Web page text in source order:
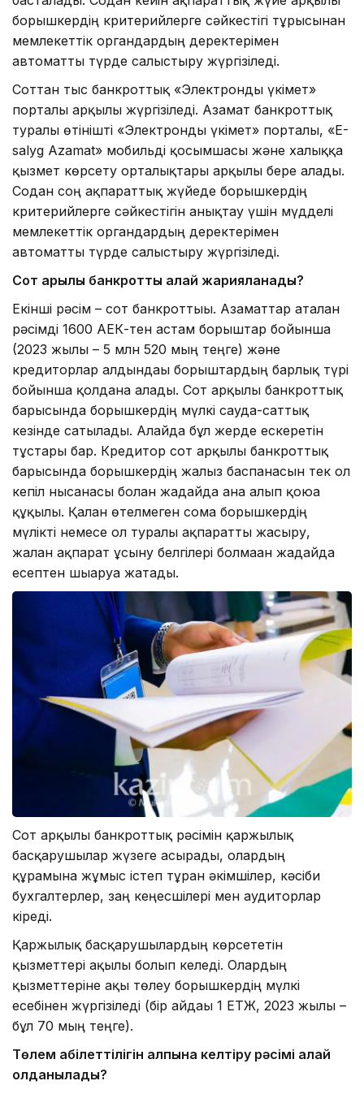
борышкердің критерийлерге сәйкестігі тұрғысынан
мемлекеттік органдардың деректерімен
автоматты түрде салыстыру жүргізіледі.
Соттан тыс банкроттық «Электронды үкімет»
порталы арқылы жүргізіледі. Азамат банкроттық
туралы өтінішті «Электронды үкімет» порталы, «E-
salyg Azamat» мобильді қосымшасы және халыққа
қызмет көрсету орталықтары арқылы бере алады.
Содан соң ақпараттық жүйеде борышкердің
критерийлерге сәйкестігін анықтау үшін мүдделі
мемлекеттік органдардың деректерімен
автоматты түрде салыстыру жүргізіледі.
Сот арқылы банкроттық қалай жарияланады?
Екінші рәсім – сот банкроттығы. Азаматтар аталған
рәсімді 1600 АЕК-тен астам борыштар бойынша
(2023 жылы – 5 млн 520 мың теңге) және
кредиторлар алдындағы борыштардың барлық түрі
бойынша қолдана алады. Сот арқылы банкроттық
барысында борышкердің мүлкі сауда-саттық
кезінде сатылады. Алайда бұл жерде ескеретін
тұстары бар. Кредитор сот арқылы банкроттық
барысында борышкердің жалғыз баспанасын тек ол
кепіл нысанасы болған жағдайда ғана алып қоюға
құқылы. Қалған өтелмеген сома борышкердің
мүлікті немесе ол туралы ақпаратты жасыру,
жалған ақпарат ұсыну белгілері болмаған жағдайда
есептен шығаруға жатады.
Сот арқылы банкроттық рәсімін қаржылық
басқарушылар жүзеге асырады, олардың
құрамына жұмыс істеп тұрған әкімшілер, кәсіби
бухгалтерлер, заң кеңесшілері мен аудиторлар
кіреді.
Қаржылық басқарушылардың көрсететін
қызметтері ақылы болып келеді. Олардың
қызметтеріне ақы төлеу борышкердің мүлкі
есебінен жүргізіледі (бір айдағы 1 ЕТЖ, 2023 жылы –
бұл 70 мың теңге).
Төлем қабілеттілігін қалпына келтіру рәсімі қалай
қолданылады?